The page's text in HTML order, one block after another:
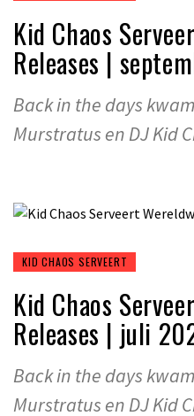
Kid Chaos
Releases |
Back in the days
Murstratus en DJ Kid
KID CHAOS SERVEERT
Kid Chaos
Releases | juli
Back in the days
Murstratus en DJ Kid